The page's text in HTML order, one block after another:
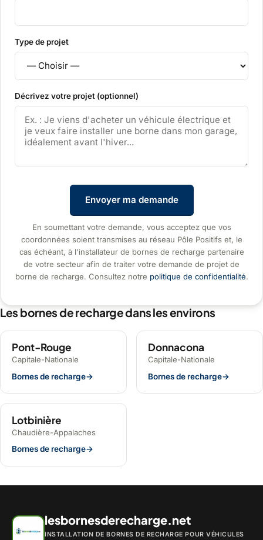
Type de projet
Décrivez votre projet (optionnel)
Envoyer ma demande
En soumettant votre demande, vous acceptez que vos
coordonnées soient transmises au réseau Pôle Positifs et, le
cas échéant, à l'installateur de bornes de recharge partenaire
de votre secteur afin de traiter votre demande de projet de
borne de recharge. Consultez notre politique de confidentialité.
Les bornes de recharge dans les environs
Pont-Rouge
Capitale-Nationale
Bornes de recharge→
Donnacona
Capitale-Nationale
Bornes de recharge→
Lotbinière
Chaudière-Appalaches
Bornes de recharge→
lesbornesderecharge.net
INSTALLATION DE BORNES DE RECHARGE POUR VÉHICULES